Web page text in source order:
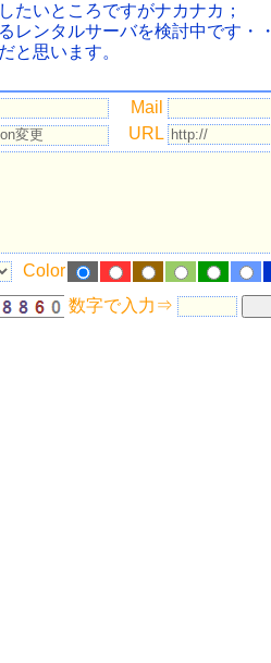
たいところですがナカナカ；
レンタルサーバを検討中です・・
と思います。
Mail
URL
Color
数字で入力⇒